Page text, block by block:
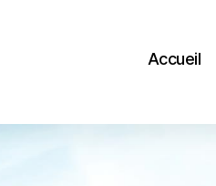
Accueil